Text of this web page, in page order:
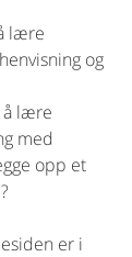
lære
og
å lære
med
opp et
er i